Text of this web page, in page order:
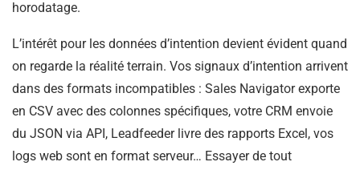
horodatage.
L’intérêt pour les données d’intention devient évident quand
on regarde la réalité terrain. Vos signaux d’intention arrivent
dans des formats incompatibles : Sales Navigator exporte
en CSV avec des colonnes spécifiques, votre CRM envoie
du JSON via API, Leadfeeder livre des rapports Excel, vos
logs web sont en format serveur… Essayer de tout